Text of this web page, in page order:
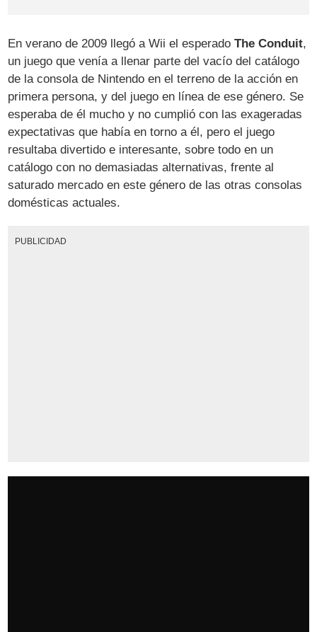
En verano de 2009 llegó a Wii el esperadoThe Conduit,
un juego que venía a llenar parte del vacío del catálogo
de la consola de Nintendo en el terreno de la acción en
primera persona, y del juego en línea de ese género. Se
esperaba de él mucho y no cumplió con las exageradas
expectativas que había en torno a él, pero el juego
resultaba divertido e interesante, sobre todo en un
catálogo con no demasiadas alternativas, frente al
saturado mercado en este género de las otras consolas
domésticas actuales.
PUBLICIDAD